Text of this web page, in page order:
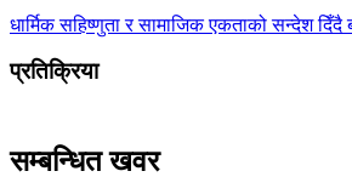
धार्मिक सहिष्णुता र सामाजिक एकताको सन्देश दिँदै
प्रतिक्रिया
सम्बन्धित खवर